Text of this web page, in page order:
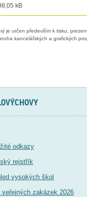
kB
je určen především k tisku,
kancelářských a grafických
odkazy
rejstřík
vysokých škol
veřejných zakázek 2026